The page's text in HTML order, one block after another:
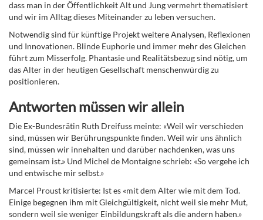
dass man in der Öffentlichkeit Alt und Jung vermehrt thematisiert
und wir im Alltag dieses Miteinander zu leben versuchen.
Notwendig sind für künftige Projekt weitere Analysen, Reflexionen
und Innovationen. Blinde Euphorie und immer mehr des Gleichen
führt zum Misserfolg. Phantasie und Realitätsbezug sind nötig, um
das Alter in der heutigen Gesellschaft menschenwürdig zu
positionieren.
Antworten müssen wir allein
Die Ex-Bundesrätin Ruth Dreifuss meinte: «Weil wir verschieden
sind, müssen wir Berührungspunkte finden. Weil wir uns ähnlich
sind, müssen wir innehalten und darüber nachdenken, was uns
gemeinsam ist.» Und Michel de Montaigne schrieb: «So vergehe ich
und entwische mir selbst.»
Marcel Proust kritisierte: Ist es «mit dem Alter wie mit dem Tod.
Einige begegnen ihm mit Gleichgültigkeit, nicht weil sie mehr Mut,
sondern weil sie weniger Einbildungskraft als die andern haben.»